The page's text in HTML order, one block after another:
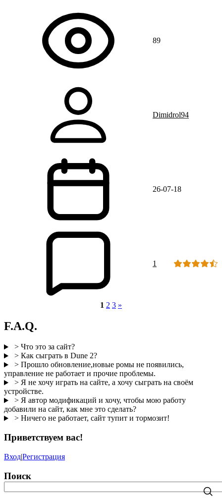
89
Dimidrol94
26-07-18
1
1 2 3 »
F.A.Q.
> Что это за сайт?
> Как сыграть в Dune 2?
> Прошло обновление,новые ромы не появились,
управление не работает и прочие проблемы.
> Я не хочу играть на сайте, а хочу сыграть на своём
устройстве.
> Я автор модификаций и хочу, чтобы мою работу
добавили на сайт, как мне это сделать?
> Ничего не работает, сайт тупит и тормозит!
Приветствуем вас!
Вход|Регистрация
Поиск